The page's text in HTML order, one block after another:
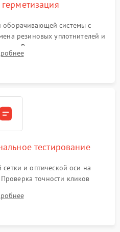
оборачивающей системы с
резиновых уплотнителей и
Вакуумирование корпуса
азотом или аргоном для
тестирование
и оптической оси на
точности кликов
испытание прицела на
устойчивости к отдаче и